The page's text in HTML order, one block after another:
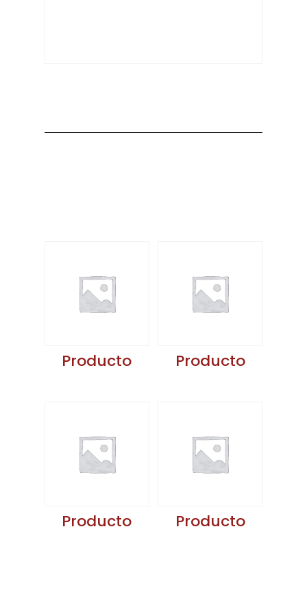
Producto Producto
Producto Producto